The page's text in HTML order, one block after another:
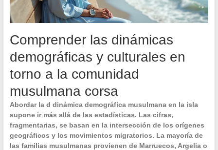
Comprender las dinámicas
demográficas y culturales en
torno a la comunidad
musulmana corsa
Abordar la d dinámica demográfica musulmanaen la isla
supone ir más allá de las estadísticas. Las cifras,
fragmentarias, se basan en la intersección de los orígenes
geográficos y los movimientos migratorios. La mayoría de
las familias musulmanas provienen de Marruecos, Argelia o